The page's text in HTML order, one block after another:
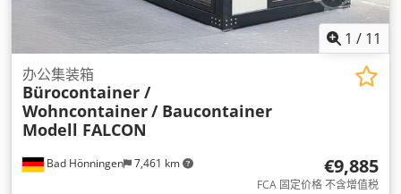
1 / 11
Bad Hönningen 7,461 km
办公集装箱
Bürocontainer /
Wohncontainer/ Baucontainer
Modell FALCON
€9,885
FCA 固定价格 不含增值税